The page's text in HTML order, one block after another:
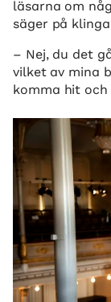
läsarna om
säger på
– Nej, du det
vilket av mina
komma hit